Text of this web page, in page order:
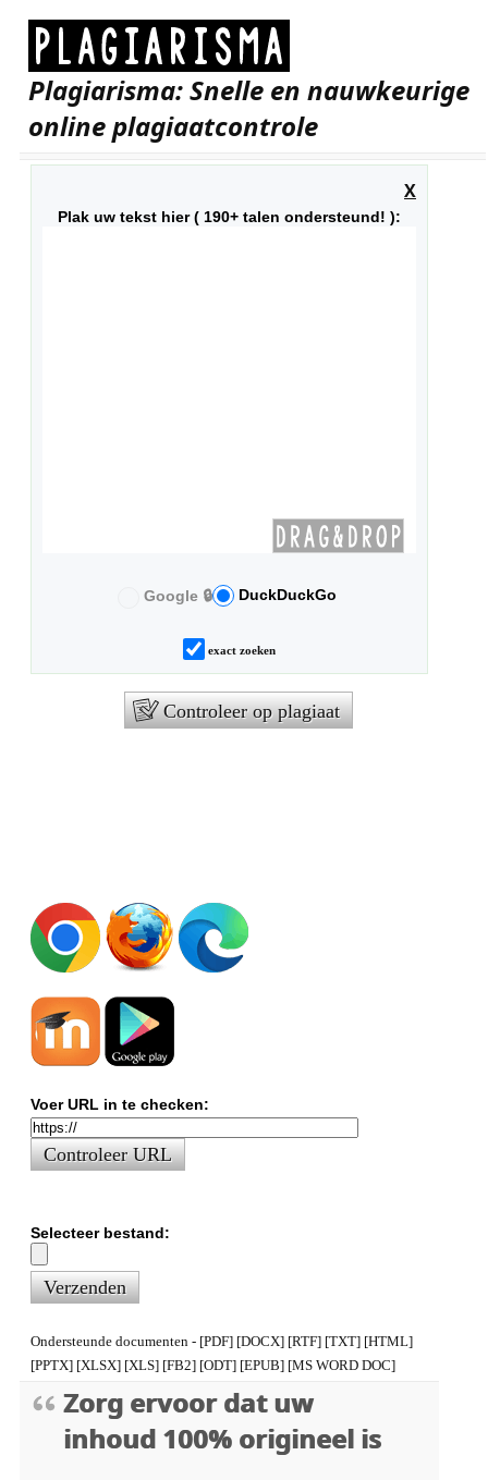
Plagiarisma: Snelle en nauwkeurige
online plagiaatcontrole
X
Plak uw tekst hier ( 190+ talen ondersteund! ):
Google 🔒 DuckDuckGo
exact zoeken
Controleer op plagiaat
Voer URL in te checken:
Controleer URL
Selecteer bestand:
Verzenden
Ondersteunde documenten - [PDF] [DOCX] [RTF] [TXT] [HTML]
[PPTX] [XLSX] [XLS] [FB2] [ODT] [EPUB] [MS WORD DOC]
Zorg ervoor dat uw
inhoud 100% origineel is